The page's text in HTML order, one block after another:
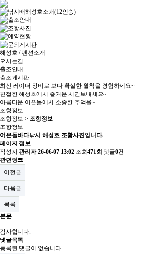
해성호 / 펜션소개
오시는길
출조안내
출조게시판
최신 레이더 장비로 보다 확실한 월척을 경험하세요~
친절한 해성호에서 즐거운 시간보내세요~
아름다운 어은돌에서 소중한 추억을~
조항정보
조항정보 > 조항정보
조항정보
어은돌바다낚시 해성호 조황사진입니다.
페이지 정보
작성자 관리자 26-06-07 13:02 조회 471회 댓글0건
관련링크
이전글
다음글
목록
본문
감사합니다.
댓글목록
등록된 댓글이 없습니다.